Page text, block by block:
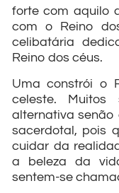
forte com aquilo
com o Reino
celibatária
Reino dos céus.
Uma constrói o
celeste.
alternativa senão
sacerdotal, pois
cuidar da
a beleza da
sentem-se